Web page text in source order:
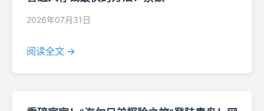
2026年07月31日
阅读全文 →